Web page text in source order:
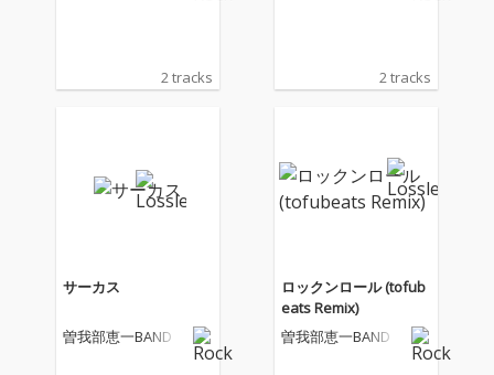
2 tracks 2 tracks
サーカス
曽我部恵一BAND
ロックンロール (tofub
eats Remix)
曽我部恵一BAND